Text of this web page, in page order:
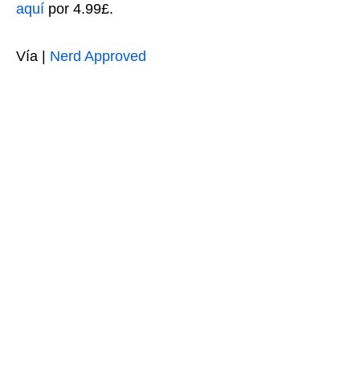
aquí por 4.99£.
Vía | Nerd Approved